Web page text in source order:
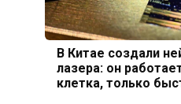
В Китае создали
лазера: он
клетка, только